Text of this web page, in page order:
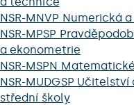
NSR-MNVP Numerická
NSR-MPSP
a ekonometrie
NSR-MSPN
NSR-MUDGSP
střední školy